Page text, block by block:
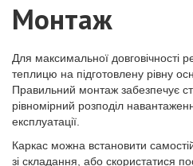
Монтаж
Для максимальної довговічності
теплицю на підготовлену рівну
Правильний монтаж забезпечує
рівномірний розподіл
експлуатації.
Каркас можна встановити
зі складання, або скористатися